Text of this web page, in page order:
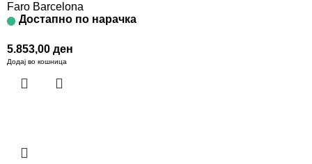
Faro Barcelona
Достапно по нарачка
5.853,00 ден
Додај во кошница